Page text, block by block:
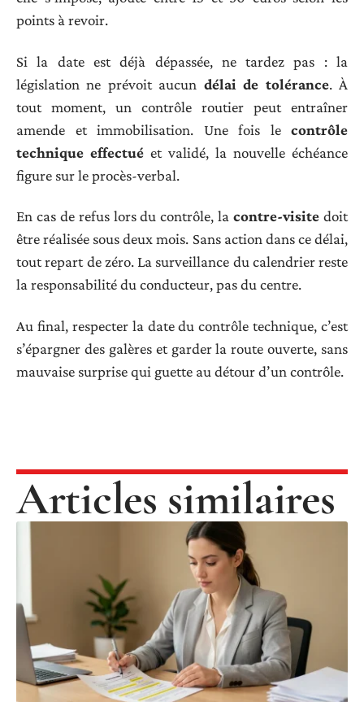
points à revoir.
Si la date est déjà dépassée, ne tardez pas : la
législation ne prévoit aucun délai de tolérance. À
tout moment, un contrôle routier peut entraîner
amende et immobilisation. Une fois le contrôle
technique effectué et validé, la nouvelle échéance
figure sur le procès-verbal.
En cas de refus lors du contrôle, lacontre-visite doit
être réalisée sous deux mois. Sans action dans ce délai,
tout repart de zéro. La surveillance du calendrier reste
la responsabilité du conducteur, pas du centre.
Au final, respecter la date du contrôle technique, c’est
s’épargner des galères et garder la route ouverte, sans
mauvaise surprise qui guette au détour d’un contrôle.
Articles similaires